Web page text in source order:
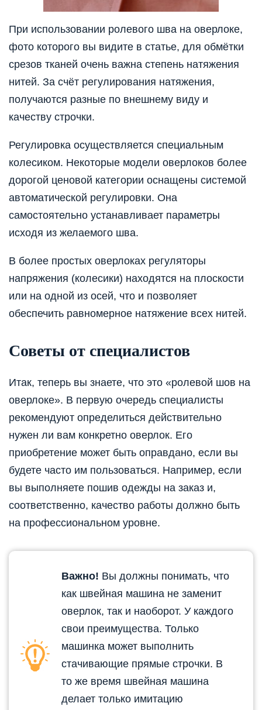
При использовании ролевого шва на оверлоке,
фото которого вы видите в статье, для обмётки
срезов тканей очень важна степень натяжения
нитей. За счёт регулирования натяжения,
получаются разные по внешнему виду и
качеству строчки.
Регулировка осуществляется специальным
колесиком. Некоторые модели оверлоков более
дорогой ценовой категории оснащены системой
автоматической регулировки. Она
самостоятельно устанавливает параметры
исходя из желаемого шва.
В более простых оверлоках регуляторы
напряжения (колесики) находятся на плоскости
или на одной из осей, что и позволяет
обеспечить равномерное натяжение всех нитей.
Советы от специалистов
Итак, теперь вы знаете, что это «ролевой шов на
оверлоке». В первую очередь специалисты
рекомендуют определиться действительно
нужен ли вам конкретно оверлок. Его
приобретение может быть оправдано, если вы
будете часто им пользоваться. Например, если
вы выполняете пошив одежды на заказ и,
соответственно, качество работы должно быть
на профессиональном уровне.
Важно! Вы должны понимать, что
как швейная машина не заменит
оверлок, так и наоборот. У каждого
свои преимущества. Только
машинка может выполнить
стачивающие прямые строчки. В
то же время швейная машина
делает только имитацию